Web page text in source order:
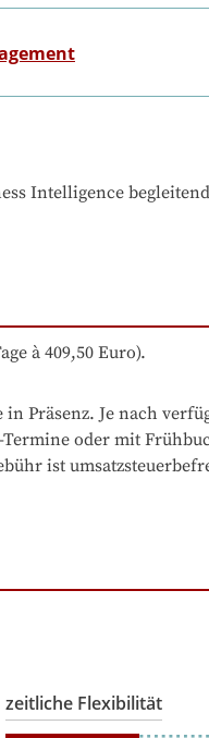
Intelligence
à 409,50 Euro).
Präsenz. Je nach
oder mit
ist
zeitliche Flexibilität